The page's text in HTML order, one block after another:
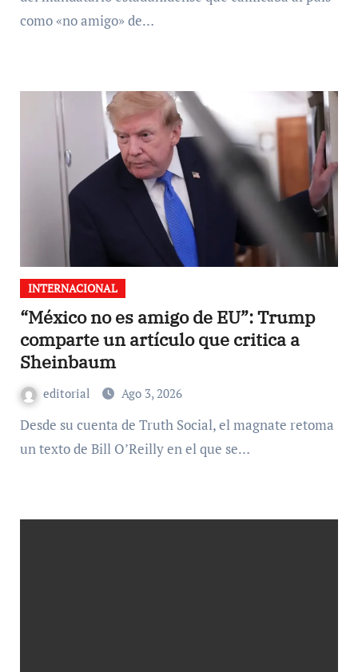
como «no amigo» de…
INTERNACIONAL
“México no es amigo de EU”: Trump
comparte un artículo que critica a
Sheinbaum
editorial Ago 3, 2026
Desde su cuenta de Truth Social, el magnate retoma
un texto de Bill O’Reilly en el que se…